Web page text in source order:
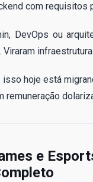
com requisitos
DevOps ou
Viraram
isso hoje está
remuneração
e